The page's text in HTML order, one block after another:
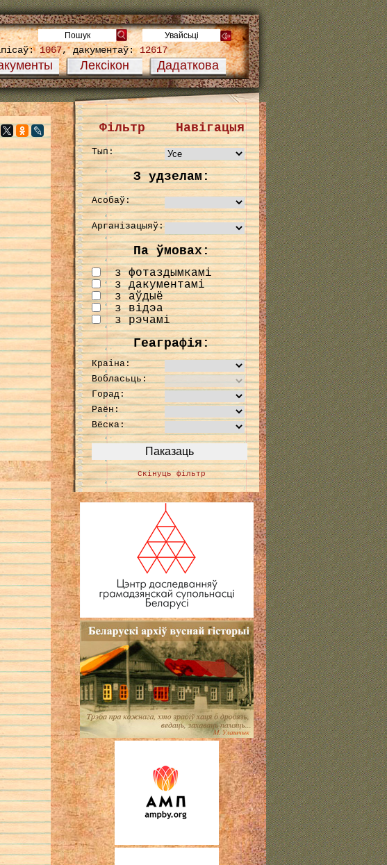
Лексікон Дадаткова
1067, дакументаў:12617
Фільтр Навігацыя
Тып:
З удзелам:
Асобаў:
Арганізацыяў:
Па ўмовах:
з фотаздымкамі
з дакументамі
з аўдыё
з відэа
з рэчамі
Геаграфія:
Краіна:
Вобласьць:
Горад:
Раён:
Вёска:
Скінуць фільтр